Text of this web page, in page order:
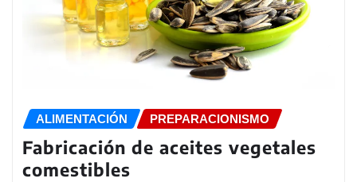
ALIMENTACIÓN PREPARACIONISMO
Fabricación de aceites vegetales
comestibles